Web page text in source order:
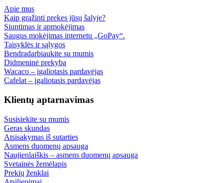
Apie mus
Kaip grąžinti prekes jūsų šalyje?
Siuntimas ir apmokėjimas
Saugus mokėjimas internetu „GoPay“.
Taisyklės ir sąlygos
Bendradarbiaukite su mumis
Didmeninė prekyba
Wacaco – įgaliotasis pardavėjas
Cafelat – įgaliotasis pardavėjas
Klientų aptarnavimas
Susisiekite su mumis
Geras skundas
Atsisakymas iš sutarties
Asmens duomenų apsauga
Naujienlaiškis – asmens duomenų apsauga
Svetainės žemėlapis
Prekių ženklai